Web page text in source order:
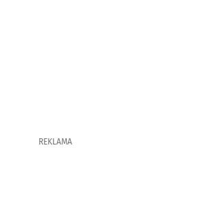
REKLAMA